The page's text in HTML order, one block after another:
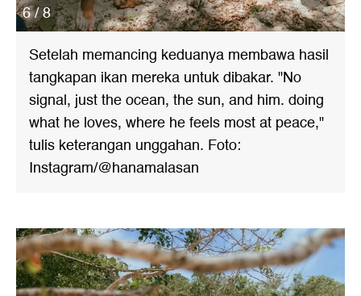
6 / 8
Setelah memancing keduanya membawa hasil
tangkapan ikan mereka untuk dibakar. "No
signal, just the ocean, the sun, and him. doing
what he loves, where he feels most at peace,"
tulis keterangan unggahan. Foto:
Instagram/@hanamalasan